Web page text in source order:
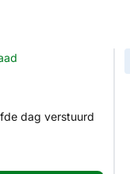
dag verstuurd